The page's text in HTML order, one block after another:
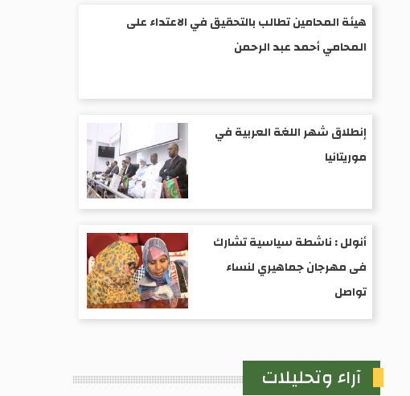
هيئة المحامين تطالب بالتحقيق في الاعتداء على
المحامي أحمد عبد الرحمن
إنطلاق شهر اللغة العربية في
موريتانيا
أنولل : ناشطة سياسية تشارك
فى مهرجان جماهيري لنساء
تواصل
آراء وتحليلات